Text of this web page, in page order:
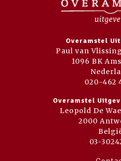
Overamstel
Paul van
1096 BK
020-462
Overamstel
Leopold De
2000
03-